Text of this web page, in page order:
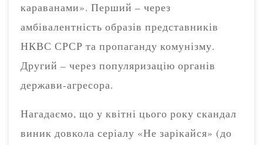
караванами». Перший – через
амбівалентність образів представників
НКВС СРСР та пропаганду комунізму.
Другий – через популяризацію органів
держави-агресора.
Нагадаємо, що у квітні цього року скандал
виник довкола серіалу «Не зарікайся» (до